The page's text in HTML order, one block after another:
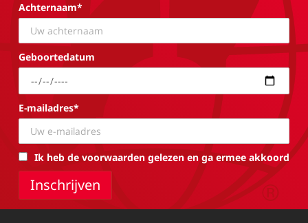
Achternaam*
Geboortedatum
E-mailadres*
Ik heb de voorwaarden gelezen en ga ermee akkoord